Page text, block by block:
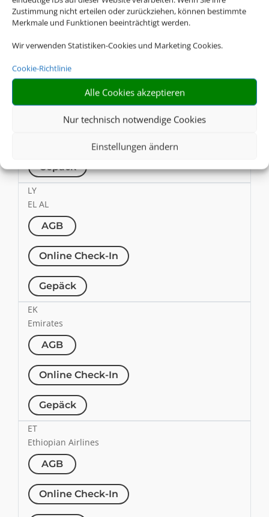
Zustimmung nicht erteilen oder zurückziehen, können bestimmte
Merkmale und Funktionen beeinträchtigt werden.
Wir verwenden Statistiken-Cookies und Marketing Cookies.
Cookie-Richtlinie
Alle Cookies akzeptieren
Nur technisch notwendige Cookies
Einstellungen ändern
Online Check-In
Gepäck
MS
AGB
Gepäck
LY
EL AL
AGB
Online Check-In
Gepäck
EK
Emirates
AGB
Online Check-In
Gepäck
ET
Ethiopian Airlines
AGB
Online Check-In